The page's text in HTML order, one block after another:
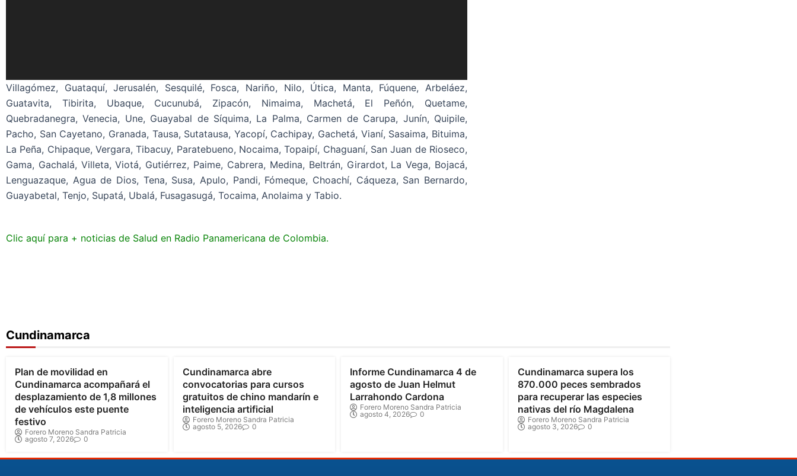
Villagómez, Guataquí, Jerusalén, Sesquilé, Fosca, Nariño, Nilo, Útica, Manta, Fúquene, Arbeláez,
Guatavita, Tibirita, Ubaque, Cucunubá, Zipacón, Nimaima, Machetá, El Peñón, Quetame,
Quebradanegra, Venecia, Une, Guayabal de Síquima, La Palma, Carmen de Carupa, Junín, Quipile,
Pacho, San Cayetano, Granada, Tausa, Sutatausa, Yacopí, Cachipay, Gachetá, Vianí, Sasaima, Bituima,
La Peña, Chipaque, Vergara, Tibacuy, Paratebueno, Nocaima, Topaipí, Chaguaní, San Juan de Rioseco,
Gama, Gachalá, Villeta, Viotá, Gutiérrez, Paime, Cabrera, Medina, Beltrán, Girardot, La Vega, Bojacá,
Lenguazaque, Agua de Dios, Tena, Susa, Apulo, Pandi, Fómeque, Choachí, Cáqueza, San Bernardo,
Guayabetal, Tenjo, Supatá, Ubalá, Fusagasugá, Tocaima, Anolaima y Tabio.
Clic aquí para + noticias de Salud en Radio Panamericana de Colombia.
Cundinamarca
Bogotá Cundinamarca
Plan de movilidad en
Cundinamarca acompañará el
desplazamiento de 1,8 millones
de vehículos este puente
festivo
Forero Moreno Sandra Patricia
agosto 7, 2026
0
Cundinamarca abre
convocatorias para cursos
gratuitos de chino mandarín e
inteligencia artificial
Forero Moreno Sandra Patricia
agosto 5, 2026
0
Informe Cundinamarca 4 de
agosto de Juan Helmut
Larrahondo Cardona
Forero Moreno Sandra Patricia
agosto 4, 2026
0
Cundinamarca supera los
870.000 peces sembrados
para recuperar las especies
nativas del río Magdalena
Forero Moreno Sandra Patricia
agosto 3, 2026
0